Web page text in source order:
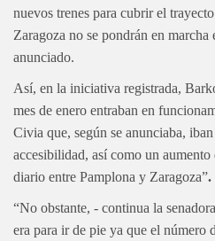
nuevos trenes para cubrir el
Zaragoza no se pondrán en marcha
anunciado.
Así, en la iniciativa registrada,
mes de enero entraban en
Civia que, según se anunciaba,
accesibilidad, así como un
diario entre Pamplona y Zaragoza”.
“No obstante, - continua la
era para ir de pie ya que el número